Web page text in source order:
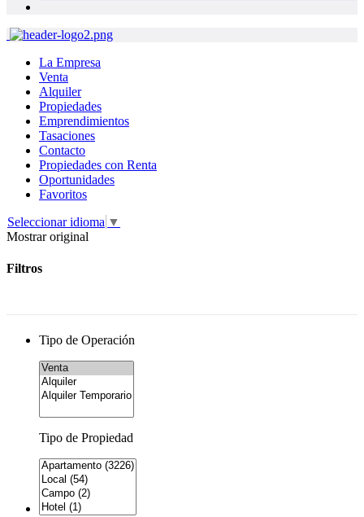
La Empresa
Venta
Alquiler
Propiedades
Emprendimientos
Tasaciones
Contacto
Propiedades con Renta
Oportunidades
Favoritos
Seleccionar idioma ▼
Mostrar original
Filtros
Tipo de Operación
Tipo de Propiedad